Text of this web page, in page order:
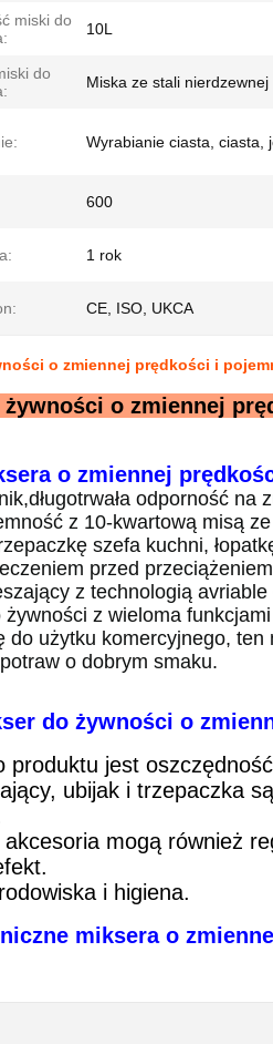
miski do
10L
do
Miska ze stali nierdzewnej
Wyrabianie ciasta, ciasta,
600
1 rok
CE, ISO, UKCA
o zmiennej prędkości i
o zmiennej
o zmiennej
długotrwała odporność na
z 10-kwartową misą
szefa kuchni,
przed
z technologią
żywności z wieloma
do użytku komercyjnego,
o dobrym smaku.
do żywności o
produktu jest
ubijak i trzepaczka
mogą również
i higiena.
miksera o